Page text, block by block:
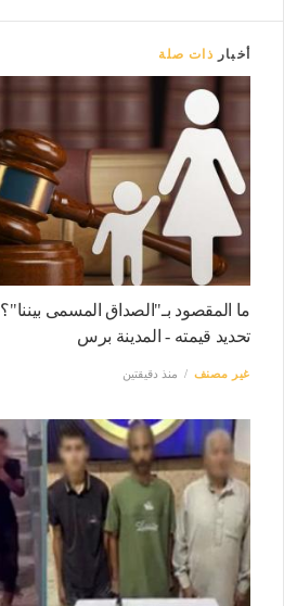
أخبار ذات صلة
ما المقصود بـ"الصداق المسمى
تحديد قيمته - المدينة برس
غير مصنف منذ دقيقتين